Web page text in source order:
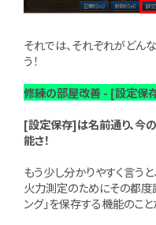
それでは、それぞれがどん
う！
修練の部屋改善 - [設定保
[設定保存]は名前通り、今
能さ！
もう少し分かりやすく言う
火力測定のためにその都度
ング」を保存する機能のこと